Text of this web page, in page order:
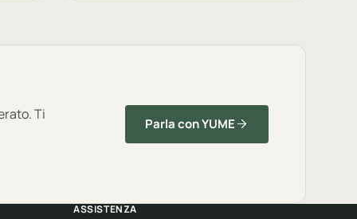
Ti
Parla con YUME
ASSISTENZA